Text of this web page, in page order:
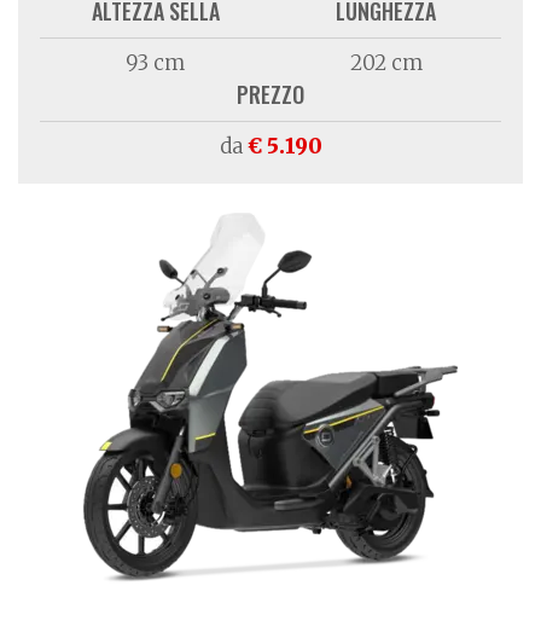
ALTEZZA SELLA
93 cm
LUNGHEZZA
202 cm
PREZZO
da€ 5.190